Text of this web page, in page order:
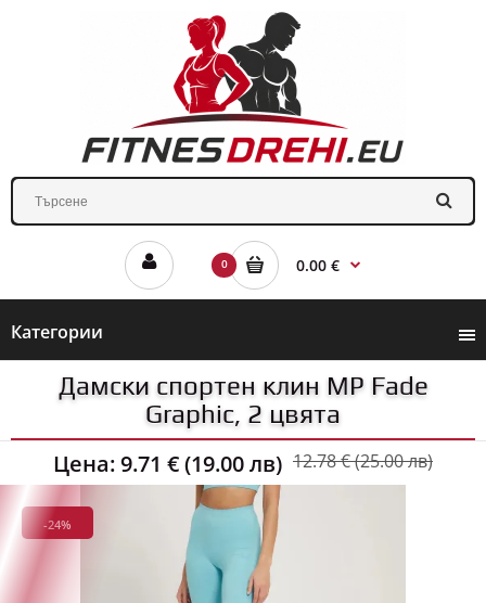
0 0.00 €
Категории
Дамски спортен клин MP Fade
Graphic, 2 цвята
Цена:9.71 € (19.00 лв) 12.78 € (25.00 лв)
-24%